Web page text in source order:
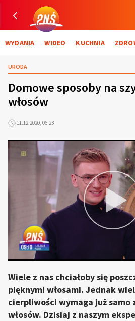
WYDANIA WIDEO KUCHNIA
URODA
Domowe sposoby na
włosów
11.12.2020, 06:23
Wiele z nas chciałoby się
pięknymi włosami. Jednak
cierpliwości wymaga już samo
włosów. Dzisiaj z naszym